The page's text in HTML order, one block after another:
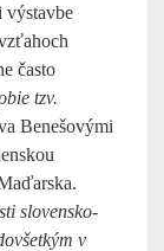
výstavbe
často
tzv.
Benešovými
slovensko-
v